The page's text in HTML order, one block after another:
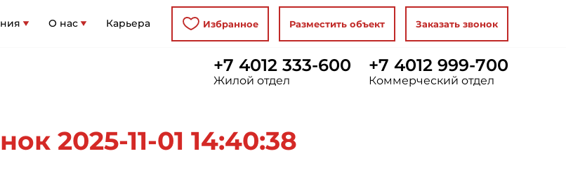
О нас Карьера Избранное Разместить объект Заказать звонок
+7 4012 333-600
Жилой отдел
+7 4012 999-700
Коммерческий отдел
2025-11-01 14:40:38